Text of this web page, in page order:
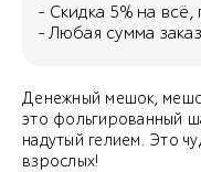
- Скидка 5% на
- Любая сумма
Денежный мешок,
это фольгированный
надутый гелием. Это
взрослых!